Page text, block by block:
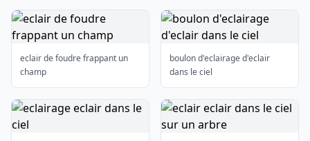
eclair de foudre frappant un
champ
boulon d'eclairage d'eclair
dans le ciel